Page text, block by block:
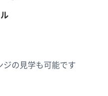
の見学も可能です